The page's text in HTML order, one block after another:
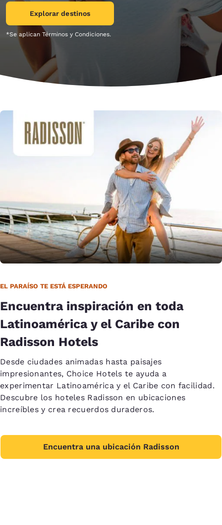
Explorar destinos
*Se aplican Términos y Condiciones.
EL PARAÍSO TE ESTÁ ESPERANDO
Encuentra inspiración en toda
Latinoamérica y el Caribe con
Radisson Hotels
Desde ciudades animadas hasta paisajes
impresionantes, Choice Hotels te ayuda a
experimentar Latinoamérica y el Caribe con facilidad.
Descubre los hoteles Radisson en ubicaciones
increíbles y crea recuerdos duraderos.
Encuentra una ubicación Radisson